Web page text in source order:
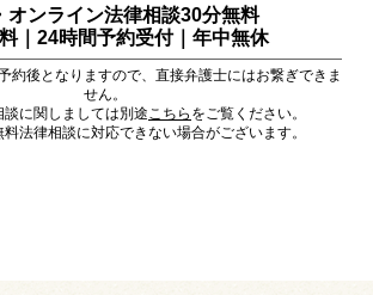
オンライン法律相談30分無料
｜24時間予約受付｜ 年中無休
約後となりますので、直接弁護士にはお繋ぎできま
せん。
に関しましては別途こちら をご覧ください。
法律相談に対応できない場合がございます。